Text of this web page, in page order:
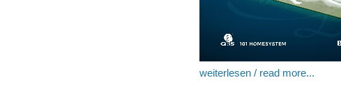
weiterlesen / read more...